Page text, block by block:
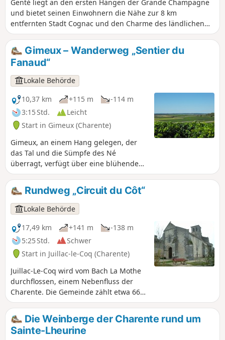
Kulturerbes. Im Dorf Roissac verschönern
sie die Hauptstraße.
Genté liegt an den ersten Hängen der Grande Champagne
und bietet seinen Einwohnern die Nähe zur 8 km
entfernten Stadt Cognac und den Charme des ländlichen
Lebens. Der Punkt 101 ist ein symbolträchtiger Ort der
Gemeinde Genté, an dem sich die Orientierungstafel
befindet. An dieser Stelle stand früher eine Mühle, von der
noch einige Überreste in der Erde rund um den Standort
vergraben sind. Außerdem ist der Punkt 101 der
Bezugspunkt für die Höhe über dem Meeresspiegel.
Gimeux – Wanderweg „Sentier du
Fanaud“
Lokale Behörde
10,37 km
+115 m
-114 m
3:15 Std.
Leicht
Start in Gimeux (Charente)
Gimeux, an einem Hang gelegen, der
das Tal und die Sümpfe des Né
überragt, verfügt über eine blühende
Landwirtschaft: Wiesen und
Getreidefelder im Tal, Weinberge an
den Hängen. Überreste von Grabstätten
und der Verlauf der Römerstraße,
genannt „Chemin Boisné“, zeugen von
der früheren Besiedlung des Ortes. Die
Pfarrkirche stammt aus dem 12.
Jahrhundert. Sehenswert sind auch eine
alte Kapelle sowie auf dem Hügel von
Fanaud die Überreste einer Windmühle.
Rundweg „Circuit du Côt“
Lokale Behörde
17,49 km
+141 m
-138 m
5:25 Std.
Schwer
Start in Juillac-le-Coq (Charente)
Juillac-Le-Coq wird vom Bach La Mothe
durchflossen, einem Nebenfluss der
Charente. Die Gemeinde zählt etwa 667
Einwohner. Der Weinbau ist ihre
Haupteinnahmequelle.
Die Weinberge der Charente rund um
Sainte-Lheurine